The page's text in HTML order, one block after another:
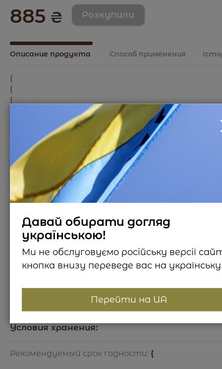
885 ₴
Описание продукта Способ применения
{
{
{
{
Состав продукта / Страна
Пищевая ценность:
Условия хранения:
Рекомендуемый срок годности: {
Давай обирати догляд
українською!
Ми не обслуговуємо російську версії
кнопка внизу переведе вас на українську
Перейти на UA